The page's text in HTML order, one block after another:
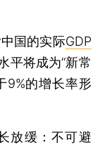
国的实际GDP
平将成为“新常
9%的增长率形
缓：不可避